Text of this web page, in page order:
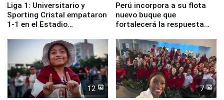
Liga 1: Universitario y
Sporting Cristal empataron
1-1 en el Estadio
Perú incorpora a su flota
nuevo buque que
fortalecerá la respuesta
12 7